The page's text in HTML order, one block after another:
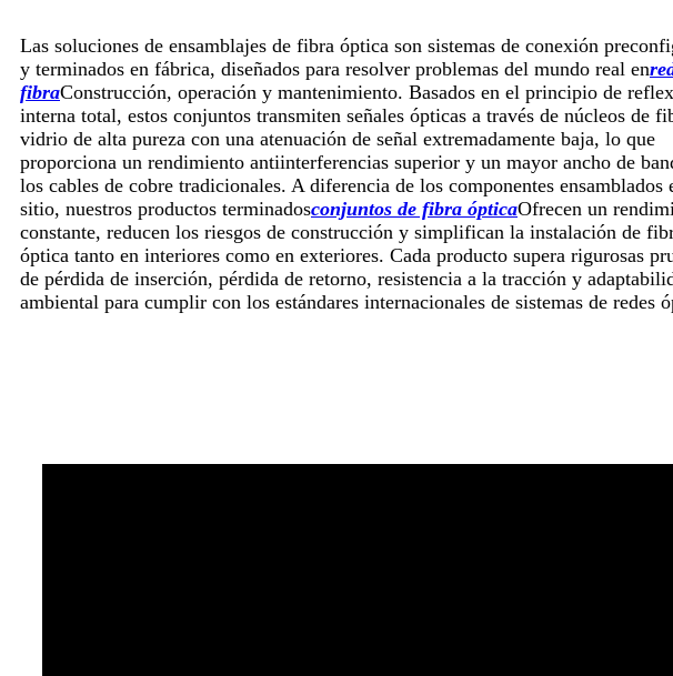
Las soluciones de ensamblajes de fibra óptica son sistemas de conexión
y terminados en fábrica, diseñados para resolver problemas del mundo real en
fibraConstrucción, operación y mantenimiento. Basados ​​en el principio de
interna total, estos conjuntos transmiten señales ópticas a través de núcleos de
vidrio de alta pureza con una atenuación de señal extremadamente baja, lo que
proporciona un rendimiento antiinterferencias superior y un mayor ancho de
los cables de cobre tradicionales. A diferencia de los componentes ensamblados
sitio, nuestros productos terminadosconjuntos de fibra ópticaOfrecen un
constante, reducen los riesgos de construcción y simplifican la instalación de
óptica tanto en interiores como en exteriores. Cada producto supera rigurosas
de pérdida de inserción, pérdida de retorno, resistencia a la tracción y
ambiental para cumplir con los estándares internacionales de sistemas de redes